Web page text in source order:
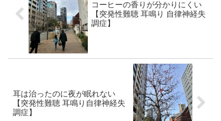
コーヒーの香りが分かりにくい
【突発性難聴 耳鳴り 自律神経失
調症】
耳は治ったのに夜が眠れない
【突発性難聴 耳鳴り自律神経失
調症】